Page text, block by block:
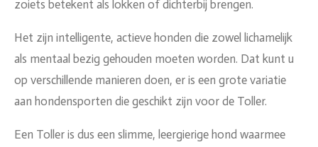
zoiets betekent als lokken of dichterbij brengen.
Het zijn intelligente, actieve honden die zowel lichamelijk
als mentaal bezig gehouden moeten worden. Dat kunt u
op verschillende manieren doen, er is een grote variatie
aan hondensporten die geschikt zijn voor de Toller.
Een Toller is dus een slimme, leergierige hond waarmee